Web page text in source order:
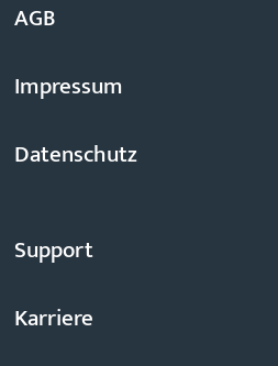
AGB
Impressum
Datenschutz
Support
Karriere